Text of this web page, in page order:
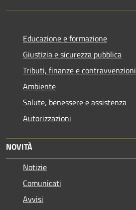
Educazione e formazione
Giustizia e sicurezza pubblica
Tributi, finanze e contravvenzioni
Ambiente
Salute, benessere e assistenza
Autorizzazioni
NOVITÀ
Notizie
Comunicati
Avvisi